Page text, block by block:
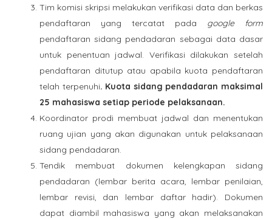
Tim komisi skripsi melakukan verifikasi data dan berkas
pendaftaran yang tercatat pada google form
pendaftaran sidang pendadaran sebagai data dasar
untuk penentuan jadwal. Verifikasi dilakukan setelah
pendaftaran ditutup atau apabila kuota pendaftaran
telah terpenuhi. Kuota sidang pendadaran maksimal
25 mahasiswa setiap periode pelaksanaan.
Koordinator prodi membuat jadwal dan menentukan
ruang ujian yang akan digunakan untuk pelaksanaan
sidang pendadaran.
Tendik membuat dokumen kelengkapan sidang
pendadaran (lembar berita acara, lembar penilaian,
lembar revisi, dan lembar daftar hadir). Dokumen
dapat diambil mahasiswa yang akan melaksanakan